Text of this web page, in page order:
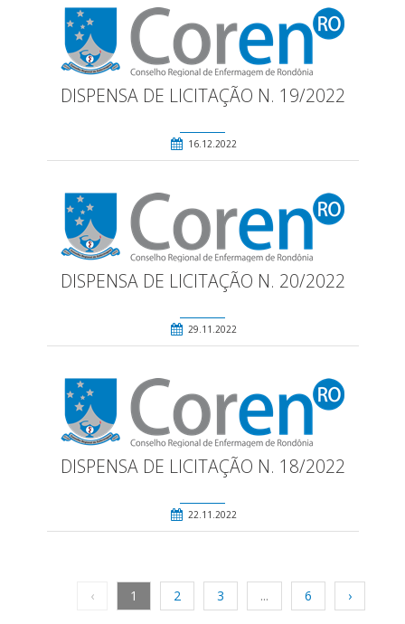
DISPENSA DE LICITAÇÃO N. 19/2022
16.12.2022
DISPENSA DE LICITAÇÃO N. 20/2022
29.11.2022
DISPENSA DE LICITAÇÃO N. 18/2022
22.11.2022
‹ 1 2 3 ... 6 ›